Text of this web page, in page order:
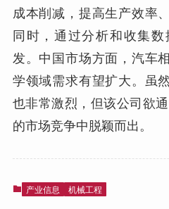
成本削减，提高生产效率
同时，通过分析和收集
发。中国市场方面，汽车
学领域需求有望扩大。虽
也非常激烈，但该公司欲
的市场竞争中脱颖而出。
产业信息 机械工程